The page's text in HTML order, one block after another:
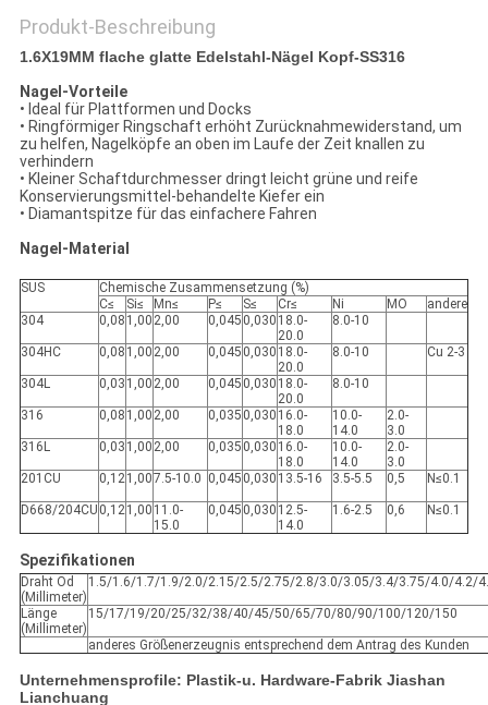
Produkt-Beschreibung
1.6X19MM flache glatte Edelstahl-Nägel Kopf-SS316
Nagel-Vorteile
• Ideal für Plattformen und Docks
• Ringförmiger Ringschaft erhöht Zurücknahmewiderstand, um
zu helfen, Nagelköpfe an oben im Laufe der Zeit knallen zu
verhindern
• Kleiner Schaftdurchmesser dringt leicht grüne und reife
Konservierungsmittel-behandelte Kiefer ein
• Diamantspitze für das einfachere Fahren
Nagel-Material
SUS
Chemische Zusammensetzung (%)
C≤
Si≤ Mn≤ P≤ S≤ Cr≤ Ni MO
andere
304
0,08 1,00 2,00 0,045 0,030 18.0-
20.0
8.0-10
304HC 0,08 1,00 2,00 0,045 0,030 18.0-
20.0
8.0-10 Cu 2-3
304L 0,03 1,00 2,00 0,045 0,030 18.0-
20.0
8.0-10
316 0,08 1,00 2,00 0,035 0,030 16.0-
18.0
10.0-
14.0
2.0-
3.0
316L
0,03 1,00 2,00 0,035 0,030 16.0-
18.0
10.0-
14.0
2.0-
3.0
201CU
0,121,007.5-10.0 0,045 0,030 13.5-16 3.5-5.5 0,5 N≤0.1
D668/204CU 0,121,00 11.0-
15.0
0,045 0,030 12.5-
14.0
1.6-2.5 0,6 N≤0.1
Spezifikationen
Draht Od
(Millimeter)
1.5/1.6/1.7/1.9/2.0/2.15/2.5/2.75/2.8/3.0/3.05/3.4/3.75/4.0/4.2/
Länge
(Millimeter)
15/17/19/20/25/32/38/40/45/50/65/70/80/90/100/120/150
anderes Größenerzeugnis entsprechend dem Antrag des Kunden
Unternehmensprofile: Plastik-u. Hardware-Fabrik Jiashan
Lianchuang